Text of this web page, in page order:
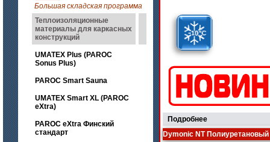
Большая складская программа
Теплоизоляционные
материалы для каркасных
конструкций
UMATEX Plus (PAROC
Sonus Plus)
PAROC Smart Sauna
UMATEX Smart XL (PAROC
eXtra)
PAROC eXtra Финский
стандарт
Подробнее
Dymonic NT Полиуретановый